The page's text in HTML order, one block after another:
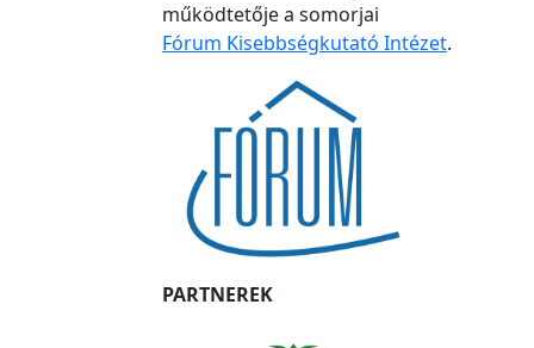
működtetője a somorjai
Fórum Kisebbségkutató Intézet.
PARTNEREK